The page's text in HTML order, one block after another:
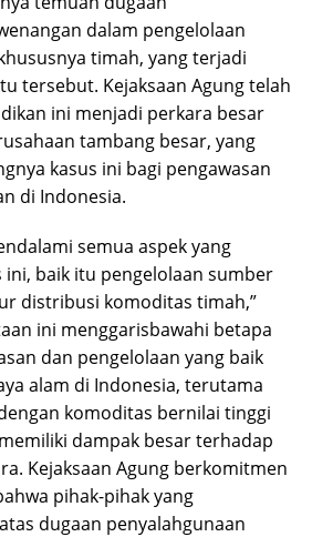
dalam pengelolaan
timah, yang terjadi
tersebut. Kejaksaan Agung telah
ini menjadi perkara besar
tambang besar, yang
kasus ini bagi pengawasan
di Indonesia.
semua aspek yang
baik itu pengelolaan sumber
distribusi komoditas timah,”
ini menggarisbawahi betapa
dan pengelolaan yang baik
alam di Indonesia, terutama
komoditas bernilai tinggi
dampak besar terhadap
Kejaksaan Agung berkomitmen
pihak-pihak yang
dugaan penyalahgunaan